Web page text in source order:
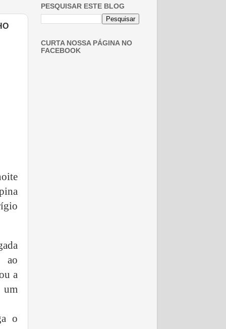
ao
a
um
o
PESQUISAR ESTE BLOG
CURTA NOSSA PÁGINA NO
FACEBOOK